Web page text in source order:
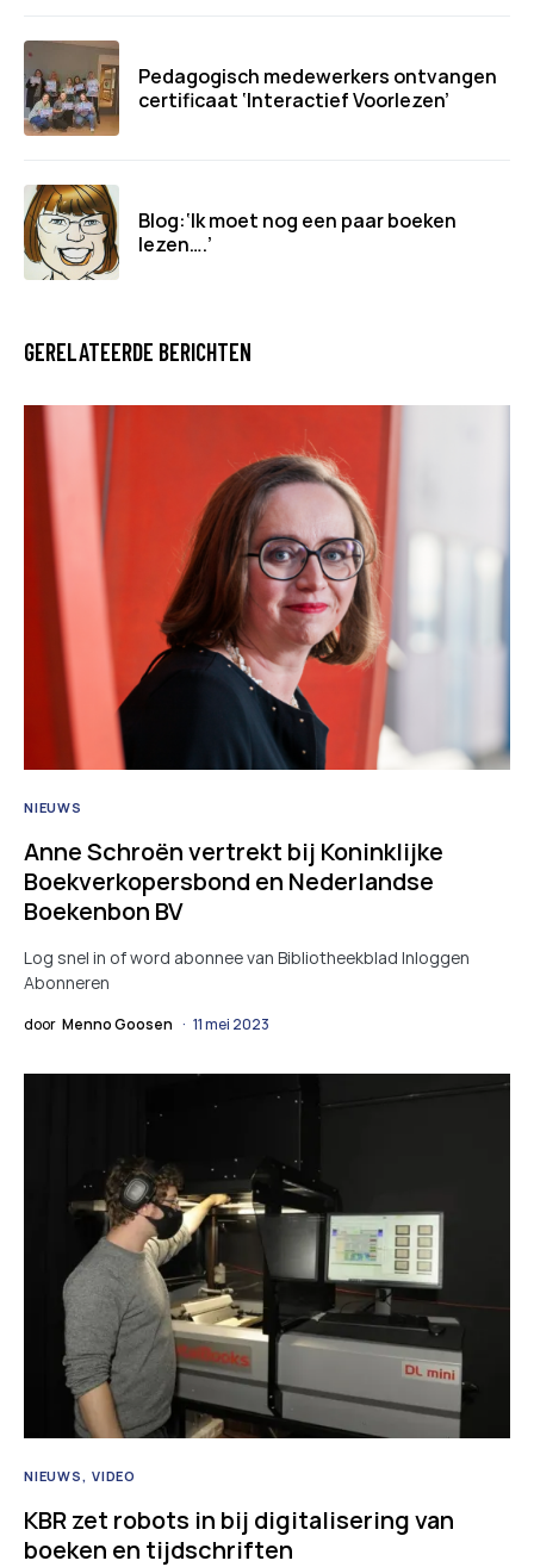
Pedagogisch medewerkers ontvangen
certificaat ‘Interactief Voorlezen’
Blog:‘Ik moet nog een paar boeken
lezen….’
GERELATEERDE BERICHTEN
NIEUWS
Anne Schroën vertrekt bij Koninklijke
Boekverkopersbond en Nederlandse
Boekenbon BV
Log snel in of word abonnee van Bibliotheekblad Inloggen
Abonneren
door Menno Goosen 11 mei 2023
NIEUWS VIDEO
KBR zet robots in bij digitalisering van
boeken en tijdschriften